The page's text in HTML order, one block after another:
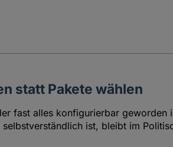
statt Pakete wählen
fast alles konfigurierbar geworden
ist, bleibt im